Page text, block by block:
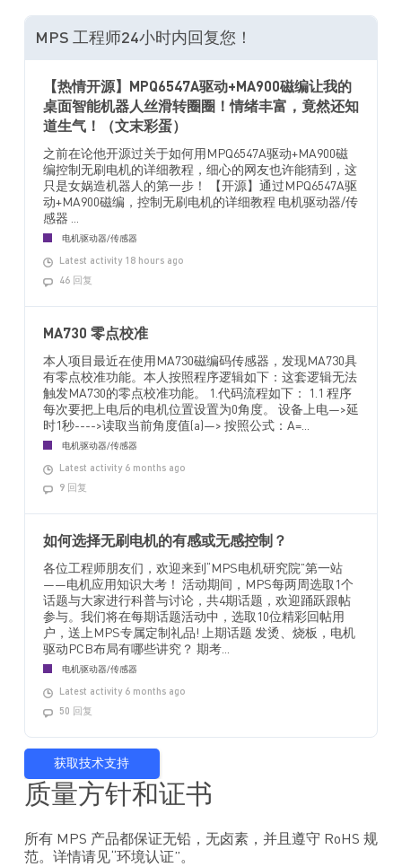
MPS 工程师24小时内回复您！
【热情开源】MPQ6547A驱动+MA900磁编让我的
桌面智能机器人丝滑转圈圈！情绪丰富，竟然还知
道生气！（文末彩蛋）
之前在论他开源过关于如何用MPQ6547A驱动+MA900磁
编控制无刷电机的详细教程，细心的网友也许能猜到，这
只是女娲造机器人的第一步！ 【开源】通过MPQ6547A驱
动+MA900磁编，控制无刷电机的详细教程 电机驱动器/传
感器 ...
电机驱动器/传感器
Latest activity 18 hours ago
46 回复
MA730 零点校准
本人项目最近在使用MA730磁编码传感器，发现MA730具
有零点校准功能。本人按照程序逻辑如下：这套逻辑无法
触发MA730的零点校准功能。 1.代码流程如下： 1.1 程序
每次要把上电后的电机位置设置为0角度。 设备上电—>延
时1秒---->读取当前角度值(a)—> 按照公式：A=...
电机驱动器/传感器
Latest activity 6 months ago
9 回复
如何选择无刷电机的有感或无感控制？
各位工程师朋友们，欢迎来到“MPS电机研究院”第一站
——电机应用知识大考！ 活动期间，MPS每两周选取1个
话题与大家进行科普与讨论，共4期话题，欢迎踊跃跟帖
参与。我们将在每期话题活动中，选取10位精彩回帖用
户，送上MPS专属定制礼品! 上期话题 发烫、烧板，电机
驱动PCB布局有哪些讲究？ 期考...
电机驱动器/传感器
Latest activity 6 months ago
50 回复
获取技术支持
质量方针和证书
所有 MPS 产品都保证无铅，无卤素，并且遵守 RoHS 规
范。详情请见“环境认证”。